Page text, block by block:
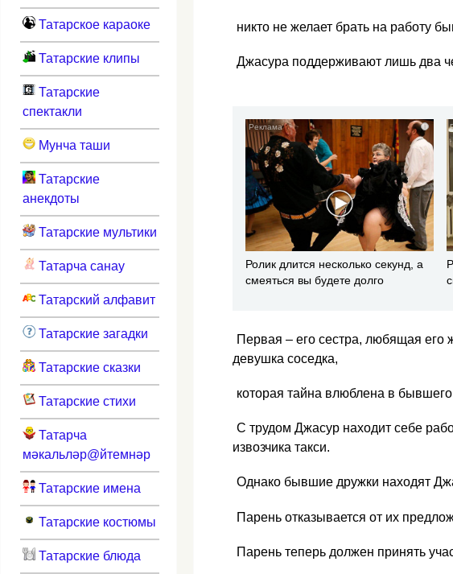
никто не желает брать на работу
Джасура поддерживают лишь два
i
Ролик длится несколько секунд, а
смеяться вы будете долго
Первая – его сестра, любящая его
девушка соседка,
которая тайна влюблена в
С трудом Джасур находит себе
извозчика такси.
Однако бывшие дружки находят
Парень отказывается от их
Парень теперь должен принять
Татарское караоке
Татарские клипы
Татарские
спектакли
Мунча таши
Татарские
анекдоты
Татарские мультики
Татарча санау
Татарский алфавит
Татарские загадки
Татарские сказки
Татарские стихи
Татарча
мәкальләр@йтемнәр
Татарские имена
Татарские костюмы
Татарские блюда